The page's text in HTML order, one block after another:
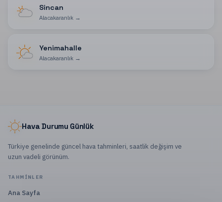
Sincan
Alacakaranlık→
Yenimahalle
Alacakaranlık→
Hava Durumu Günlük
Türkiye genelinde güncel hava tahminleri, saatlik değişim ve
uzun vadeli görünüm.
TAHMINLER
Ana Sayfa